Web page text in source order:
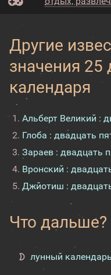
Другие
значения 25
календаря
Альберт Великий :
Глоба : двадцать
Зараев : двадцать
Вронский :
Джйотиш :
Что дальше?
лунный